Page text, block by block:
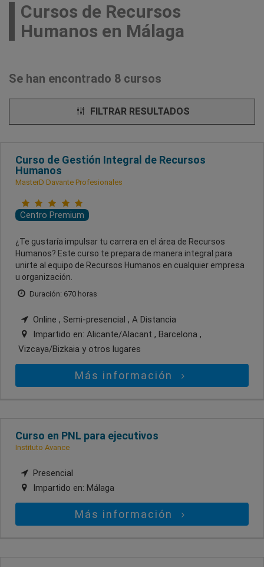
Cursos de Recursos
Humanos en Málaga
Se han encontrado 8 cursos
FILTRAR RESULTADOS
Curso de Gestión Integral de Recursos
Humanos
MasterD Davante Profesionales
Centro Premium
¿Te gustaría impulsar tu carrera en el área de Recursos
Humanos? Este curso te prepara de manera integral para
unirte al equipo de Recursos Humanos en cualquier empresa
u organización.
Duración: 670 horas
Online , Semi-presencial , A Distancia
Impartido en: Alicante/Alacant , Barcelona ,
Vizcaya/Bizkaia y otros lugares
Más información
Curso en PNL para ejecutivos
Instituto Avance
Presencial
Impartido en: Málaga
Más información